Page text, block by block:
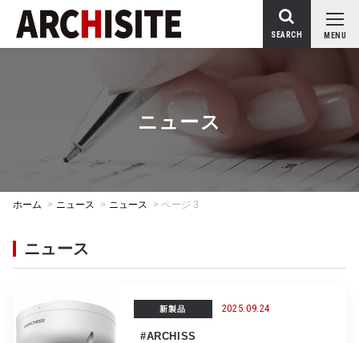
MENU
SEARCH
ニュース
ホーム > ニュース > ニュース > ページ 3
ニュース
新製品 2025.09.24
#ARCHISS